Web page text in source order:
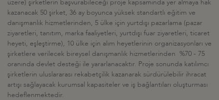
üzere) şirketlerin başvurabileceği proje kapsamında yer almaya hak
kazanacak 50 şirket, 36 ay boyunca yüksek standartlı eğitim ve
danışmanlık hizmetlerinden, 5 ülke için yurtdışı pazarlama (pazar
ziyaretleri, tanıtım, marka faaliyetleri, yurtdışı fuar ziyaretleri, ticaret
heyeti, eşleştirme), 10 ülke için alım heyetlerinin organizasyonları ve
şirketlere verilecek bireysel danışmanlık hizmetlerinden %70 - 75
oranında devlet desteği ile yararlanacaktır. Proje sonunda katılımcı
şirketlerin uluslararası rekabetçilik kazanarak sürdürülebilir ihracat
artışı sağlayacak kurumsal kapasiteler ve iş bağlantıları oluşturması
hedeflenmektedir.